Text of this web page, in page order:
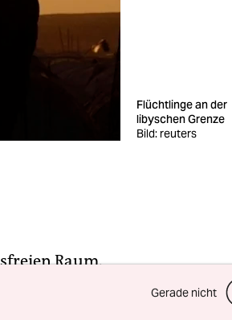
Flüchtlinge an der
libyschen Grenze
Bild: reuters
Raum.
Italien
Gerade nicht